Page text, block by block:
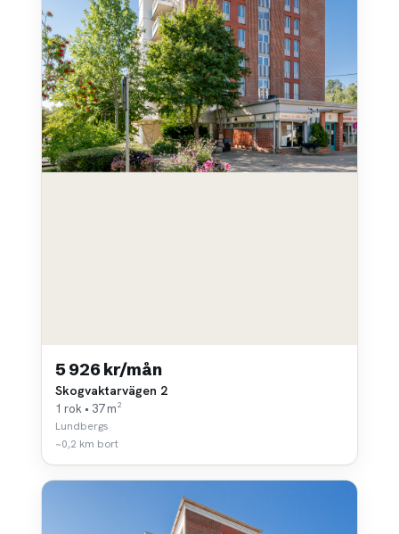
5 926 kr/mån
Skogvaktarvägen 2
1 rok • 37 m²
Lundbergs
~0,2 km bort